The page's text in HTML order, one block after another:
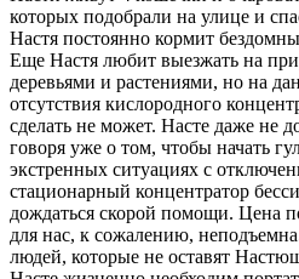
которых подобрали на улице и
Настя постоянно кормит
Еще Настя любит выезжать на
деревьями и растениями, но на
отсутствия кислородного
сделать не может. Насте даже не
говоря уже о том, чтобы начать
экстренных ситуациях с
стационарный концентратор
дождаться скорой помощи. Цена
для нас, к сожалению,
людей, которые не оставят